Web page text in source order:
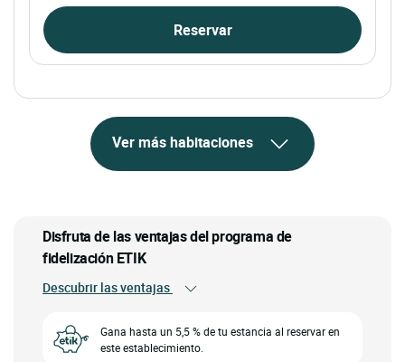
Reservar
Ver más habitaciones
Disfruta de las ventajas del programa de
fidelización ETIK
Descubrir las ventajas
Gana hasta un 5,5 % de tu estancia al reservar en
este establecimiento.